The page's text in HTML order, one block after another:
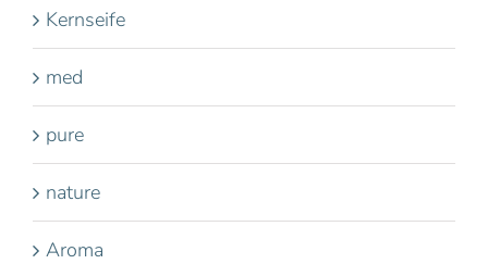
Kernseife
med
pure
nature
Aroma